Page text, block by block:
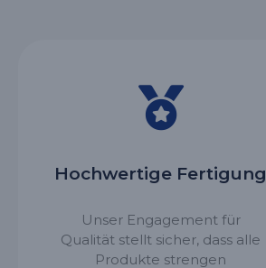
Hochwertige Fertigung
Unser Engagement für
Qualität stellt sicher, dass alle
Produkte strengen